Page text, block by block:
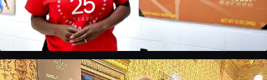
Jackie Joyner-Kersee